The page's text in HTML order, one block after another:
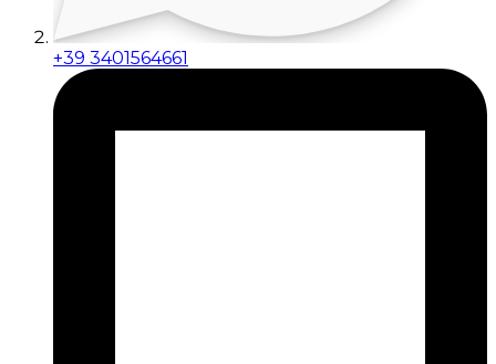
+39 3401564661